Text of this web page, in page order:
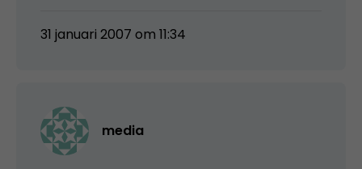
31 januari 2007 om 11:34
media